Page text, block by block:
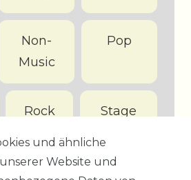
Non-
Music
Pop
Rock
Stage
Screen
und ähnliche
Website und